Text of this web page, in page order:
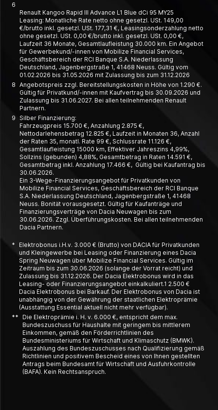
6
Renault Kangoo Rapid III Advance L1 Blue dCi 95 MY25
Leasing: Monatliche Rate netto ohne gesetzl. USt. 149,00
€/brutto inkl. gesetzl. USt. 177,31 €, Leasing­­sonder­zahlung netto
ohne gesetzl. USt. 0,00 €/brutto inkl. gesetzl. USt. 0,00 €,
Laufzeit 36 Monate, Gesamt­laufleistung 30.000 km. Ein Angebot
für Gewerbe­kund/-innen von Mobilize Financial Services,
Geschäfts­bereich der RCI Banque S.A. Nieder­lassung
Deutschland, Jagen­berg­straße 1, 41468 Neuss. Gültig vom
01.02.2026 bis 31.05.2026 mit Zulassung bis zum 31.12.2026
8 Angebotspreis zzgl. Bereitstellungskosten in Höhe von 1.290 €.
Gültig für Privatkund/-innen mit Kaufvertrag bis 30.09.2026 und
Zulassung bis 31.06.2027. Bei allen teilnehmenden Renault
Partnern.
9
Silber Finanzierung:
Fahrzeugpreis 15.700 €, Anzahlung 2.875 €,
Nettodarlehensbetrag 12.825 €, Laufzeit in Monaten 36, Anzahl
der Raten 35, monatl. Rate 99 €, Schlussrate 11.126 €,
Gesamtlaufleistung 15000 km, Effektiver Jahreszins 4,99%,
Sollzins (gebunden) 4,88%, Gesamtbetrag in Raten 14.591 €,
Gesamtbetrag inkl. Anzahlung 17.466 €, Gültig bei Kaufantrag bis
30.06.2026.
Ein 3-Wege-Finanzierungsangebot für Privatkunden von
Mobilize Financial Services, Geschäftsbereich der RCI Banque
S.A. Niederlassung Deutschland, Jagenbergstraße 1, 41468
Neuss. Bonität vorausgesetzt. Gültig für Kaufanträge und
Finanzierungsverträge von Dacia Neuwagen bis zum
30.06.2026. Zzgl. Überführungskosten. Bei allen teilnehmenden
Dacia Partnern.
*
Elektrobonus i.H.v. 3.000 € (Brutto) von DACIA für Privatkunden
und Kleingewerbe bei Leasing oder Finanzierung eines Dacia
Spring Neuwagen über Mobilize Financial Services. Gültig im
Zeitraum bis zum 30.06.2026 (solange der Vorrat reicht) und
Zulassung bis 31.12.2026. Der Dacia Elektrobonus wird in das
Leasing- oder Finanzierungsangebot einkalkuliert.1 2.500 €
Dacia Elektrobonus bei Barkauf. Der Elektrobonus von Dacia ist
unabhängig von der Gewährung der staatlichen Elektroprämie
(Ausstattung Essential aktuell nicht mehr verfügbar).
**
Die Elektroprämie i. H. v. 6.000 €, entspricht dem max.
Bundeszuschuss für Haushalte mit geringem bis mittlerem
Einkommen, gemäß den Förderrichtlinien des
Bundesministeriums für Wirtschaft und Klimaschutz (BMWK).
Auszahlung des Bundeszuschusses nach Qualifizierung gemäß
Richtlinien und positivem Bescheid eines von Ihnen gestellten
Antrags beim Bundesamt für Wirtschaft und Ausfuhrkontrolle
(BAFA). Kein Rechtsanspruch.